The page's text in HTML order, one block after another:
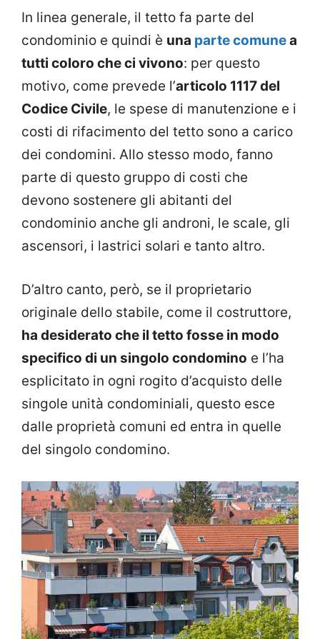
In linea generale, il tetto fa parte del
condominio e quindi è una parte comunea
tutti coloro che ci vivono: per questo
motivo, come prevede l’articolo 1117 del
Codice Civile, le spese di manutenzione e i
costi di rifacimento del tetto sono a carico
dei condomini. Allo stesso modo, fanno
parte di questo gruppo di costi che
devono sostenere gli abitanti del
condominio anche gli androni, le scale, gli
ascensori, i lastrici solari e tanto altro.
D’altro canto, però, se il proprietario
originale dello stabile, come il costruttore,
ha desiderato che il tetto fosse in modo
specifico di un singolo condomino e l’ha
esplicitato in ogni rogito d’acquisto delle
singole unità condominiali, questo esce
dalle proprietà comuni ed entra in quelle
del singolo condomino.